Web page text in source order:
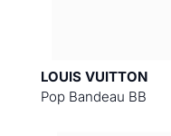
LOUIS VUITTON
Pop Bandeau BB